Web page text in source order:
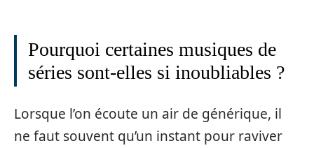
Pourquoi certaines musiques de
séries sont-elles si inoubliables ?
Lorsque l’on écoute un air de générique, il
ne faut souvent qu’un instant pour raviver